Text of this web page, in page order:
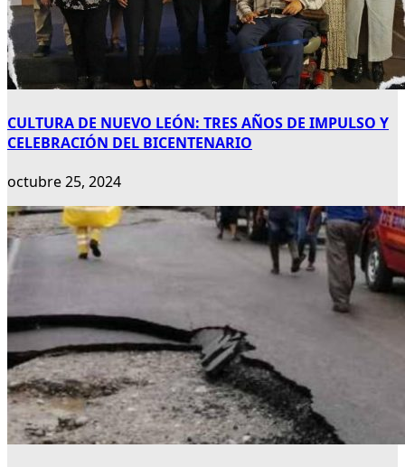
CULTURA DE NUEVO LEÓN: TRES AÑOS DE IMPULSO Y
CELEBRACIÓN DEL BICENTENARIO
octubre 25, 2024